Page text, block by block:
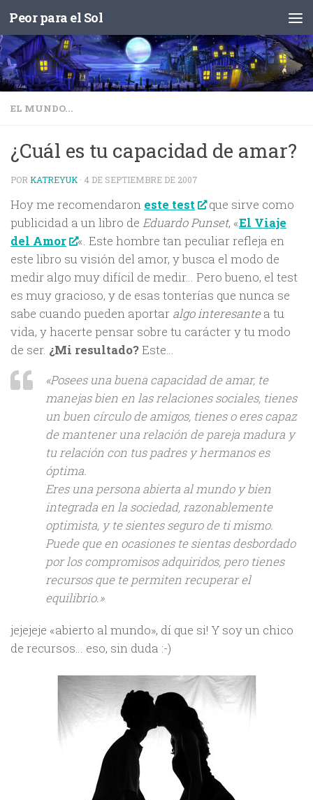
Saltar al contenido
Peor para el Sol
EL MUNDO...
¿Cuál es tu capacidad de amar?
POR KATREYUK · 4 DE SEPTIEMBRE DE 2007
Hoy me recomendaron este test
que sirve como
publicidad a un libro de Eduardo Punset, «El Viaje
del Amor
«. Este hombre tan peculiar refleja en
este libro su visión del amor, y busca el modo de
medir algo muy difícil de medir… Pero bueno, el test
es muy gracioso, y de esas tonterías que nunca se
sabe cuando pueden aportar algo interesantea tu
vida, y hacerte pensar sobre tu carácter y tu modo
de ser. ¿Mi resultado?Este…
«Posees una buena capacidad de amar, te
manejas bien en las relaciones sociales, tienes
un buen círculo de amigos, tienes o eres capaz
de mantener una relación de pareja madura y
tu relación con tus padres y hermanos es
óptima.
Eres una persona abierta al mundo y bien
integrada en la sociedad, razonablemente
optimista, y te sientes seguro de ti mismo.
Puede que en ocasiones te sientas desbordado
por los compromisos adquiridos, pero tienes
recursos que te permiten recuperar el
equilibrio.»
jejejeje «abierto al mundo», dí que si! Y soy un chico
de recursos… eso, sin duda :-)